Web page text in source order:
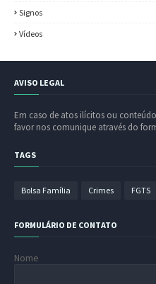
Signos
Vídeos
AVISO LEGAL
Em caso de atos ilícitos ou
favor nos comunique através do
TAGS
Bolsa Família Crimes FGTS
FORMULÁRIO DE CONTATO
Nome